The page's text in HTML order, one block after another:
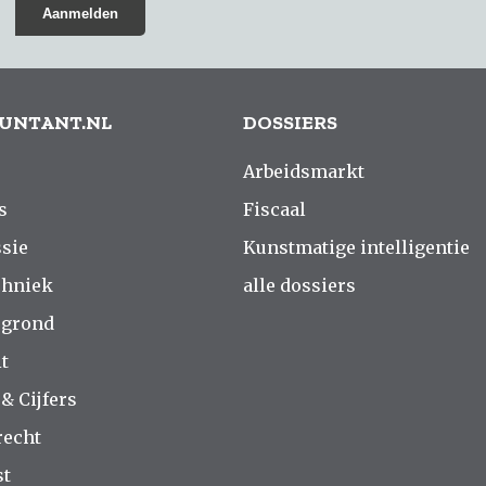
Cijfers
DOSSIERS
Arbeidsmarkt
Fiscaal
Kunstmatige intelligentie
alle dossiers